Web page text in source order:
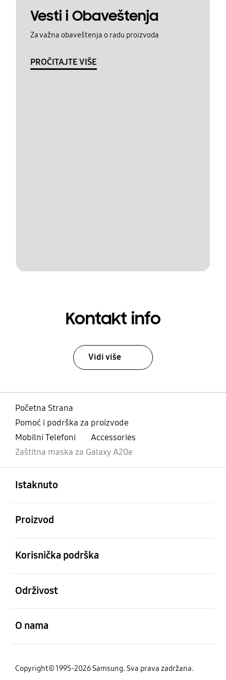
Vesti i Obaveštenja
Za važna obaveštenja o radu proizvoda
PROČITAJTE VIŠE
Kontakt info
Vidi više
Početna Strana
Pomoć i podrška za proizvode
Mobilni Telefoni
Accessories
Zaštitna maska za Galaxy A20e
Istaknuto
Proizvod
Korisnička podrška
Održivost
O nama
Copyright© 1995-2026 Samsung. Sva prava zadržana.